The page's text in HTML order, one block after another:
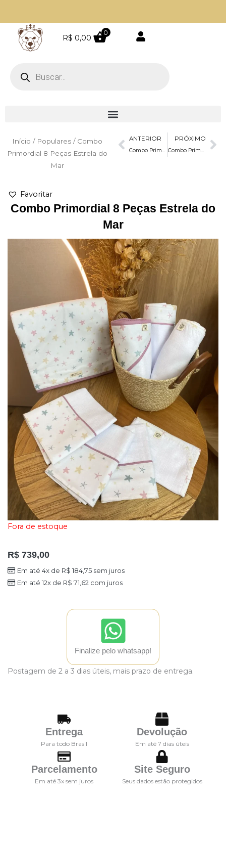
conteúdo
Parcele em até 4 vezes sem juros
R$ 0,00
0
Início / Populares/ Combo
Primordial 8 Peças Estrela do
Mar
Prev
ANTERIOR
Combo Primordial 8 Peças Cavalinhos
PRÓXIMO
Combo Primordial 8 Peças Floresta Encantada
Favoritar
Combo Primordial 8 Peças Estrela do
Mar
Fora de estoque
R$ 739,00
Em até 4x de R$ 184,75sem juros
Em até 12x de R$ 71,62 com juros
Finalize pelo whatsapp!
Postagem de 2 a 3 dias úteis, mais prazo de entrega.
Entrega
Para todo Brasil
Devolução
Em até 7 dias úteis
Parcelamento
Em até 3x sem juros
Site Seguro
Seus dados estão protegidos